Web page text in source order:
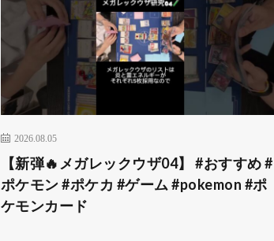
2026.08.05
【新弾🔥メガレックウザ04】 #おすすめ #
ポケモン #ポケカ #ゲーム #pokemon #ポ
ケモンカード